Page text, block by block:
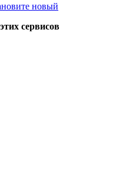
новый
сервисов